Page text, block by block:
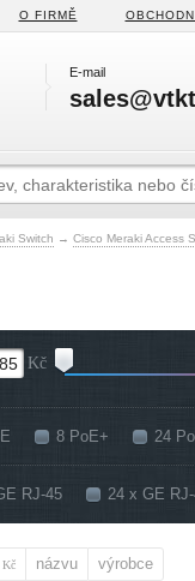
O FIRMĚ
E-mail
Switch → Cisco Meraki Access
Kč
8 PoE+ 24
RJ-45 24 x GE
Kč názvu výrobce